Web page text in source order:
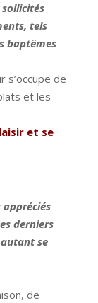
tels
baptêmes
s’occupe de
et les
et se
derniers
se
de